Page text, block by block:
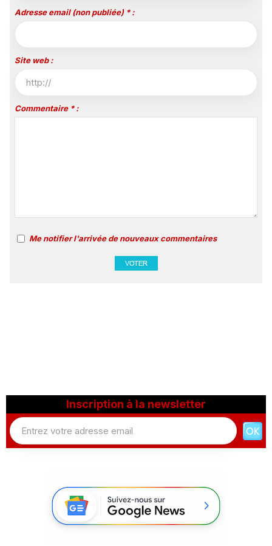
Adresse email (non publiée) * :
Site web :
Commentaire * :
Me notifier l'arrivée de nouveaux commentaires
Inscription à la newsletter